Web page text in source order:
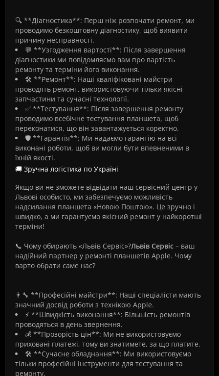
🔍 **Діагностика**: Перш ніж розпочати ремонт, ми
проводимо безкоштовну діагностику, щоб виявити
причину несправності.
💬 **Узгодження вартості**: Після завершення
діагностики ми повідомляємо вам про вартість
ремонту та терміни його виконання.
🛠️ **Ремонт**: Наші кваліфіковані майстри
проводять ремонт, використовуючи тільки якісні
запчастини та сучасні технології.
✅ **Тестування**: Після завершення ремонту
проводимо всебічне тестування планшета, щоб
переконатися, що він завантажується коректно.
🛡️ **Гарантія**: Ми надаємо гарантію на всі
виконані роботи, щоб ви могли бути впевненими в
їхній якості.
🚚 Зручна логістика по Україні
Якщо ви не зможете відвідати наш сервісний центр у
Львові особисто, ми забезпечуємо можливість
надсилання планшета «Новою Поштою». Це зручно і
швидко, а ми гарантуємо якісний ремонт у найкоротші
терміни!
📞 Чому обирають «Львів Сервіс»?Львів Сервіс – ваш
надійний партнер у ремонті планшетів Apple. Чому
варто обрати саме нас?
👨‍🔧 **Професійні майстри**: Наші спеціалісти мають
значний досвід роботи з технікою Apple.
⚡ **Швидкість виконання**: Більшість ремонтів
проводяться в день звернення.
💰 **Прозорість цін**: Ми не використовуємо
приховані платежі, тому ви знатимете, за що платите.
🛠️ **Сучасне обладнання**: Ми використовуємо
тільки професійні інструменти для тестування та
ремонту.